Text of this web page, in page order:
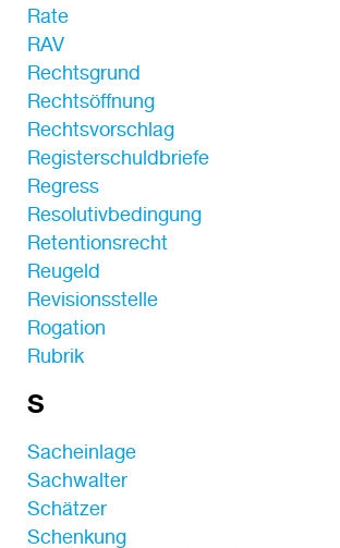
Rate
RAV
Rechtsgrund
Rechtsöffnung
Rechtsvorschlag
Registerschuldbriefe
Regress
Resolutivbedingung
Retentionsrecht
Reugeld
Revisionsstelle
Rogation
Rubrik
S
Sacheinlage
Sachwalter
Schätzer
Schenkung